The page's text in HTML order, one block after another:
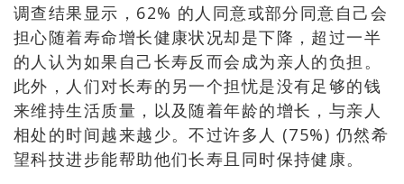
调查结果显示，62% 的人同意或部分同意自己会
担心随着寿命增长健康状况却是下降，超过一半
的人认为如果自己长寿反而会成为亲人的负担。
此外，人们对长寿的另一个担忧是没有足够的钱
来维持生活质量，以及随着年龄的增长，与亲人
相处的时间越来越少。不过许多人 (75%) 仍然希
望科技进步能帮助他们长寿且同时保持健康。